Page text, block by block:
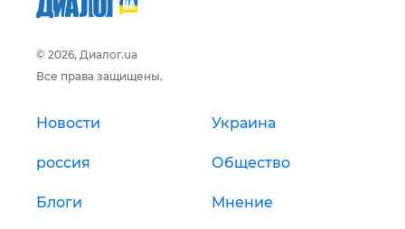
© 2026, Диалог.ua
Все права защищены.
Новости Украина
россия Общество
Блоги Мнение